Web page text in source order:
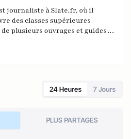
journaliste à Slate.fr, où il
des classes supérieures
plusieurs ouvrages et guides
milieu urbain.
24 Heures 7 Jours
PLUS PARTAGES